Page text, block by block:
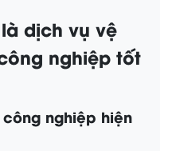
là dịch vụ vệ
nghiệp tốt
nghiệp hiện